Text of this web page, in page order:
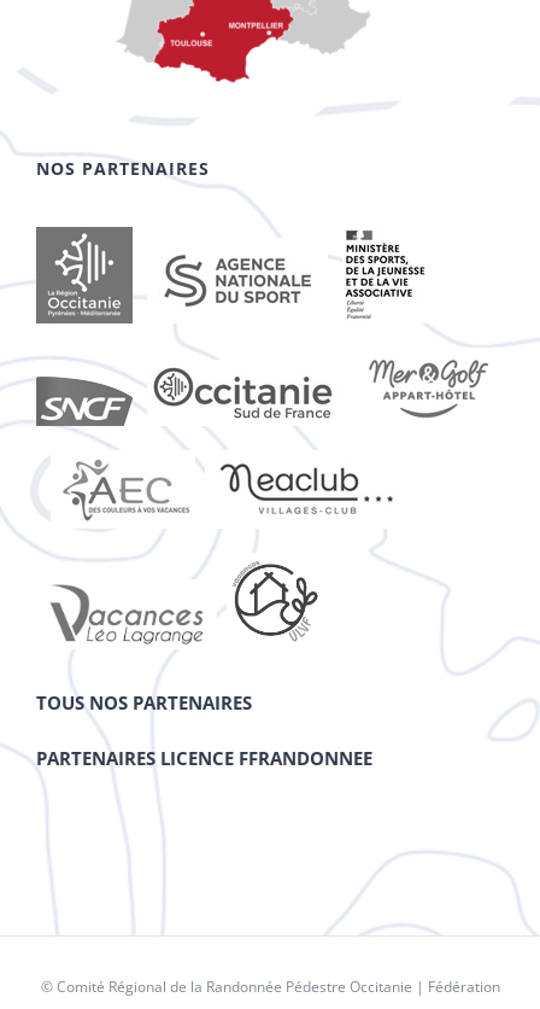
NOS PARTENAIRES
TOUS NOS PARTENAIRES
PARTENAIRES LICENCE FFRANDONNEE
© Comité Régional de la Randonnée Pédestre Occitanie | Fédération